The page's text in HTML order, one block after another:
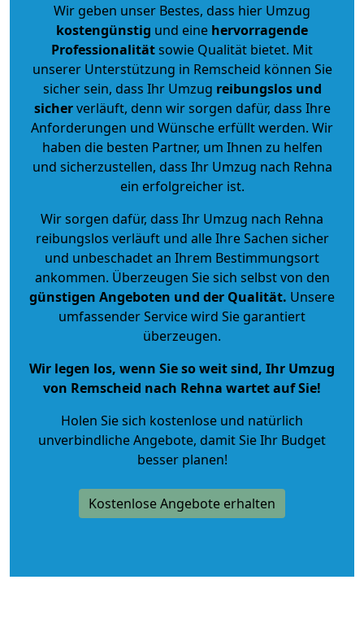
Wir geben unser Bestes, dass hier Umzug
kostengünstig und eine hervorragende
Professionalitätsowie Qualität bietet. Mit
unserer Unterstützung in Remscheid können Sie
sicher sein, dass Ihr Umzug reibungslos und
sicherverläuft, denn wir sorgen dafür, dass Ihre
Anforderungen und Wünsche erfüllt werden. Wir
haben die besten Partner, um Ihnen zu helfen
und sicherzustellen, dass Ihr Umzug nach Rehna
ein erfolgreicher ist.
Wir sorgen dafür, dass Ihr Umzug nach Rehna
reibungslos verläuft und alle Ihre Sachen sicher
und unbeschadet an Ihrem Bestimmungsort
ankommen. Überzeugen Sie sich selbst von den
günstigen Angeboten und der Qualität. Unsere
umfassender Service wird Sie garantiert
überzeugen.
Wir legen los, wenn Sie so weit sind, Ihr Umzug
von Remscheid nach Rehna wartet auf Sie!
Holen Sie sich kostenlose und natürlich
unverbindliche Angebote, damit Sie Ihr Budget
besser planen!
Kostenlose Angebote erhalten